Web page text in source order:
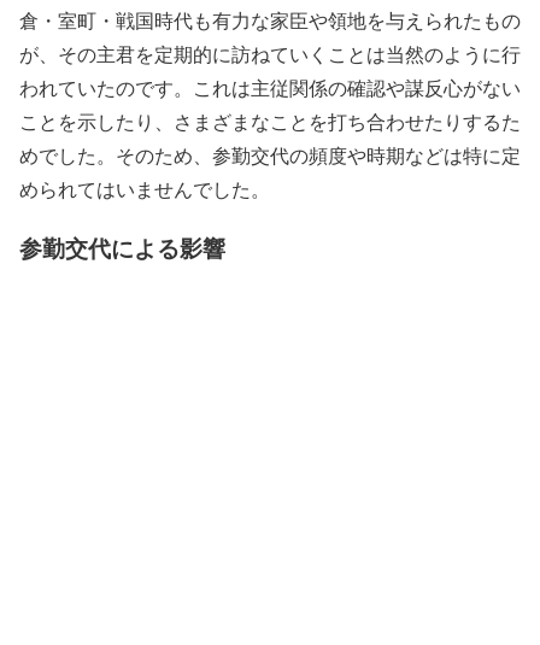
倉・室町・戦国時代も有力な家臣や領地を与えられたもの
が、その主君を定期的に訪ねていくことは当然のように行
われていたのです。これは主従関係の確認や謀反心がない
ことを示したり、さまざまなことを打ち合わせたりするた
めでした。そのため、参勤交代の頻度や時期などは特に定
められてはいませんでした。
参勤交代による影響